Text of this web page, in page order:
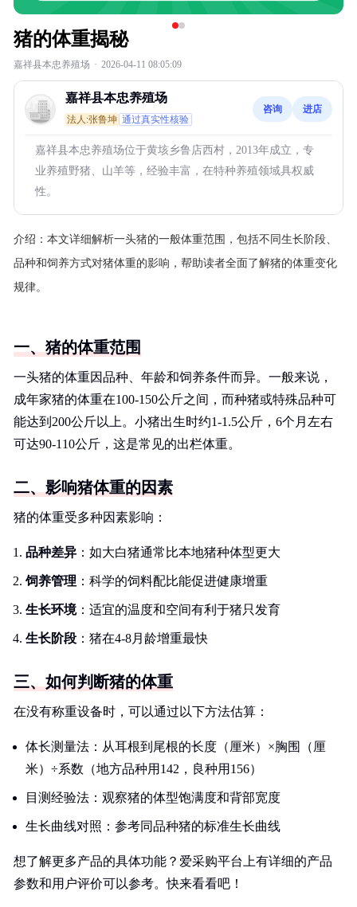
猪的体重揭秘
嘉祥县本忠养殖场 · 2026-04-11 08:05:09
嘉祥县本忠养殖场
法人:张鲁坤 通过真实性核验
咨询 进店
嘉祥县本忠养殖场位于黄垓乡鲁店西村，2013年成立，专
业养殖野猪、山羊等，经验丰富，在特种养殖领域具权威
性。
介绍： 本文详细解析一头猪的一般体重范围，包括不同生长阶段、
品种和饲养方式对猪体重的影响，帮助读者全面了解猪的体重变化
规律。
一、猪的体重范围
一头猪的体重因品种、年龄和饲养条件而异。一般来说，
成年家猪的体重在100-150公斤之间，而种猪或特殊品种可
能达到200公斤以上。小猪出生时约1-1.5公斤，6个月左右
可达90-110公斤，这是常见的出栏体重。
二、影响猪体重的因素
猪的体重受多种因素影响：
品种差异 ：如大白猪通常比本地猪种体型更大
饲养管理 ：科学的饲料配比能促进健康增重
生长环境：适宜的温度和空间有利于猪只发育
生长阶段 ：猪在4-8月龄增重最快
三、如何判断猪的体重
在没有称重设备时，可以通过以下方法估算：
体长测量法：从耳根到尾根的长度（厘米）×胸围（厘
米）÷系数（地方品种用142，良种用156）
目测经验法：观察猪的体型饱满度和背部宽度
生长曲线对照：参考同品种猪的标准生长曲线
想了解更多产品的具体功能？爱采购平台上有详细的产品
参数和用户评价可以参考。快来看看吧！